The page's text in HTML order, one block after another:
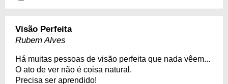
Visão Perfeita
Rubem Alves
Há muitas pessoas de visão perfeita que nada vêem...
O ato de ver não é coisa natural.
Precisa ser aprendido!